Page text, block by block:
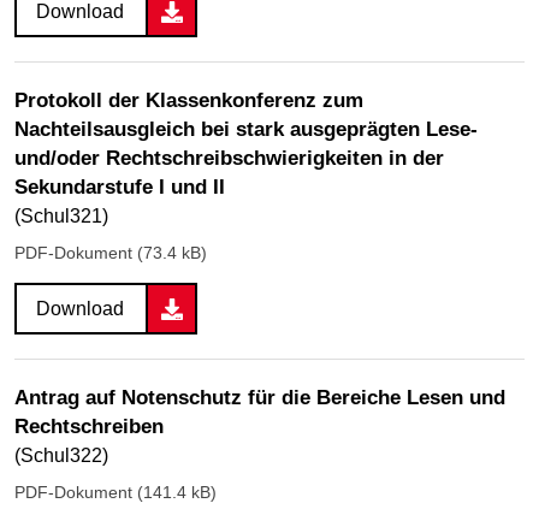
Download
Protokoll der Klassenkonferenz zum
Nachteilsausgleich bei stark ausgeprägten Lese-
und/oder Rechtschreibschwierigkeiten in der
Sekundarstufe I und II
(Schul321)
PDF-Dokument (73.4 kB)
Download
Antrag auf Notenschutz für die Bereiche Lesen und
Rechtschreiben
(Schul322)
PDF-Dokument (141.4 kB)